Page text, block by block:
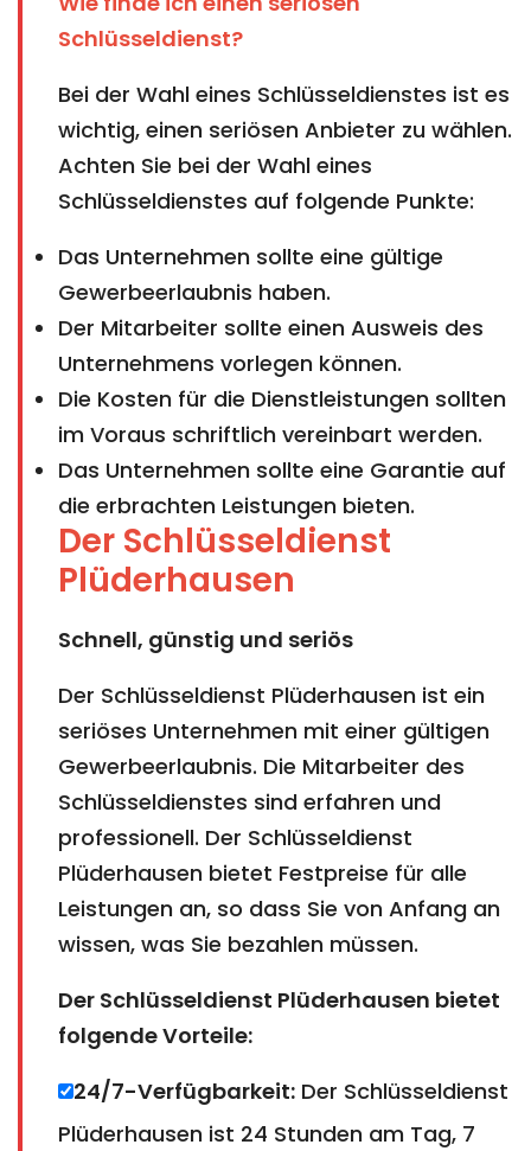
Schlüsseldienst?
Bei der Wahl eines Schlüsseldienstes ist es
wichtig, einen seriösen Anbieter zu wählen.
Achten Sie bei der Wahl eines
Schlüsseldienstes auf folgende Punkte:
Das Unternehmen sollte eine gültige
Gewerbeerlaubnis haben.
Der Mitarbeiter sollte einen Ausweis des
Unternehmens vorlegen können.
Die Kosten für die Dienstleistungen sollten
im Voraus schriftlich vereinbart werden.
Das Unternehmen sollte eine Garantie auf
die erbrachten Leistungen bieten.
Der Schlüsseldienst
Plüderhausen
Schnell, günstig und seriös
Der Schlüsseldienst Plüderhausen ist ein
seriöses Unternehmen mit einer gültigen
Gewerbeerlaubnis. Die Mitarbeiter des
Schlüsseldienstes sind erfahren und
professionell. Der Schlüsseldienst
Plüderhausen bietet Festpreise für alle
Leistungen an, so dass Sie von Anfang an
wissen, was Sie bezahlen müssen.
Der Schlüsseldienst Plüderhausen bietet
folgende Vorteile:
24/7-Verfügbarkeit: Der Schlüsseldienst
Plüderhausen ist 24 Stunden am Tag, 7